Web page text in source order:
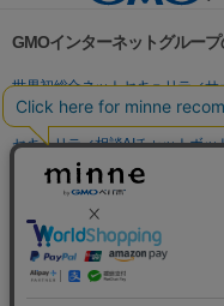
GMOインターネットグルー
世界初総合ネットセキュリティサ
パスワード漏洩診断
Webサイ
セキュリティ相談AIチャットボッ
実在証明・盗聴対策
サイバー攻撃対策（GMO Flatt
セキュリティ事業の軌跡